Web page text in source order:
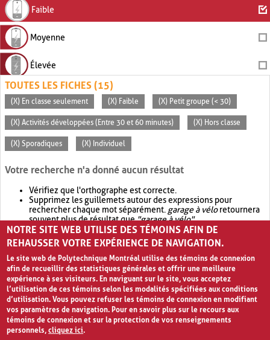
Faible
Moyenne
Élevée
TOUTES LES FICHES (15)
(X) En classe seulement (X) Faible (X) Petit groupe (< 30)
(X) Activités développées (Entre 30 et 60 minutes) (X) Hors classe
(X) Sporadiques (X) Individuel
Votre recherche n'a donné aucun résultat
Vérifiez que l'orthographe est correcte.
Supprimez les guillemets autour des expressions pour
rechercher chaque mot séparément. garage à véloretournera
souvent plus de résultat que"garage à vélo".
Envisagez d'élargir votre recherche avec OR.garage OR vélo
retournera souvent plus de résultat quegarage à vélo
NOTRE SITE WEB UTILISE DES TÉMOINS AFIN DE
REHAUSSER VOTRE EXPÉRIENCE DE NAVIGATION.
Le site web de Polytechnique Montréal utilise des témoins de connexion
afin de recueillir des statistiques générales et offrir une meilleure
expérience à ses visiteurs. En naviguant sur le site, vous acceptez
l’utilisation de ces témoins selon les modalités spécifiées aux conditions
d’utilisation. Vous pouvez refuser les témoins de connexion en modifiant
vos paramètres de navigation. Pour en savoir plus sur le recours aux
témoins de connexion et sur la protection de vos renseignements
personnels,cliquez ici.